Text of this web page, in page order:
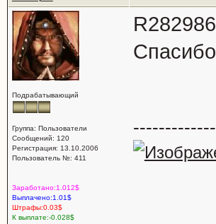
Подрабатывающий
Группа: Пользователи
Сообщений: 120
Регистрация: 13.10.2006
Пользователь №: 411
Заработано:1.012$
Выплачено:1.01$
Штрафы:0.03$
К выплате:-0.028$